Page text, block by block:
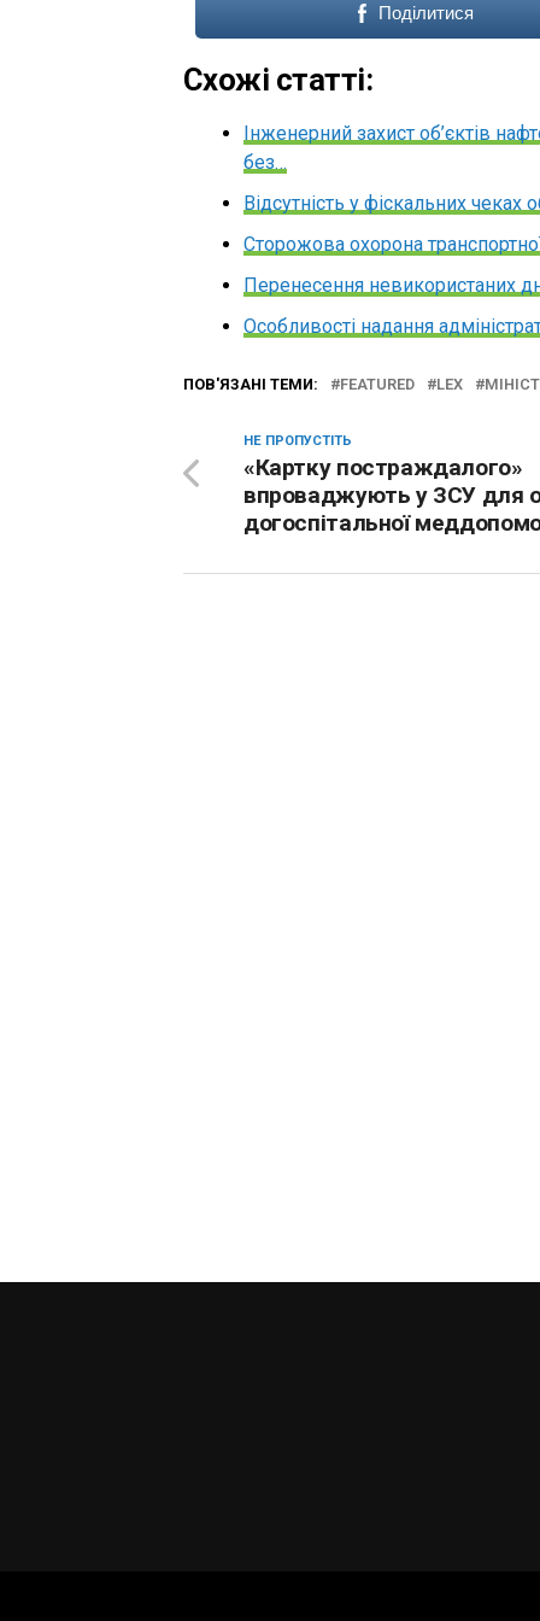
Поділитися
Схожі статті:
Інженерний захист об’єктів
без…
Відсутність у фіскальних чеках
Сторожова охорона
Перенесення невикористаних
Особливості надання
ПОВ'ЯЗАНІ ТЕМИ: FEATURED LEX
НЕ ПРОПУСТІТЬ
«Картку постраждалого»
впроваджують у ЗСУ для
догоспітальної